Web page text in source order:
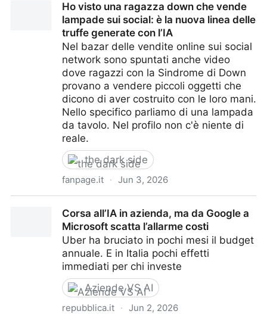
progetti Ecco le prove
Ho visto una ragazza down che vende
lampade sui social: è la nuova linea delle
truffe generate con l’IA
Nel bazar delle vendite online sui social
network sono spuntati anche video
dove ragazzi con la Sindrome di Down
provano a vendere piccoli oggetti che
dicono di aver costruito con le loro mani.
Nello specifico parliamo di una lampada
da tavolo. Nel profilo non c'è niente di
reale.
the dark side
fanpage.it · Jun 3, 2026
social: è la nuova linea delle truffe generate con l’IA
Corsa all’IA in azienda, ma da Google a
Microsoft scatta l’allarme costi
Uber ha bruciato in pochi mesi il budget
annuale. E in Italia pochi effetti
immediati per chi investe
Aziende VS AI
repubblica.it · Jun 2, 2026